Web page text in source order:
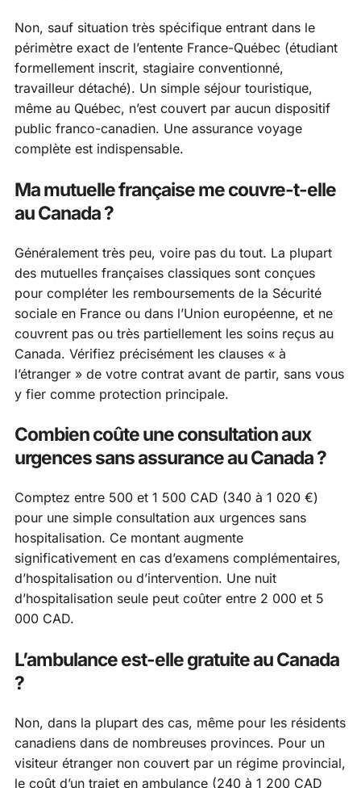
Non, sauf situation très spécifique entrant dans le
périmètre exact de l’entente France-Québec (étudiant
formellement inscrit, stagiaire conventionné,
travailleur détaché). Un simple séjour touristique,
même au Québec, n’est couvert par aucun dispositif
public franco-canadien. Une assurance voyage
complète est indispensable.
Ma mutuelle française me couvre-t-elle
au Canada ?
Généralement très peu, voire pas du tout. La plupart
des mutuelles françaises classiques sont conçues
pour compléter les remboursements de la Sécurité
sociale en France ou dans l’Union européenne, et ne
couvrent pas ou très partiellement les soins reçus au
Canada. Vérifiez précisément les clauses « à
l’étranger » de votre contrat avant de partir, sans vous
y fier comme protection principale.
Combien coûte une consultation aux
urgences sans assurance au Canada ?
Comptez entre 500 et 1 500 CAD (340 à 1 020 €)
pour une simple consultation aux urgences sans
hospitalisation. Ce montant augmente
significativement en cas d’examens complémentaires,
d’hospitalisation ou d’intervention. Une nuit
d’hospitalisation seule peut coûter entre 2 000 et 5
000 CAD.
L’ambulance est-elle gratuite au Canada
?
Non, dans la plupart des cas, même pour les résidents
canadiens dans de nombreuses provinces. Pour un
visiteur étranger non couvert par un régime provincial,
le coût d’un trajet en ambulance (240 à 1 200 CAD